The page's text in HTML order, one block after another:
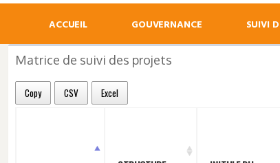
ACCUEIL GOUVERNANCE SUIVI
Matrice de suivi des projets
Copy CSV Excel